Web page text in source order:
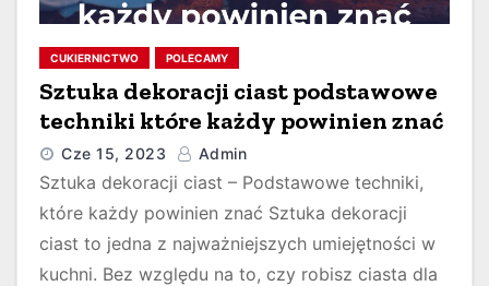
CUKIERNICTWO POLECAMY
Sztuka dekoracji ciast podstawowe
techniki które każdy powinien znać
Cze 15, 2023 Admin
Sztuka dekoracji ciast – Podstawowe techniki,
które każdy powinien znać Sztuka dekoracji
ciast to jedna z najważniejszych umiejętności w
kuchni. Bez względu na to, czy robisz ciasta dla